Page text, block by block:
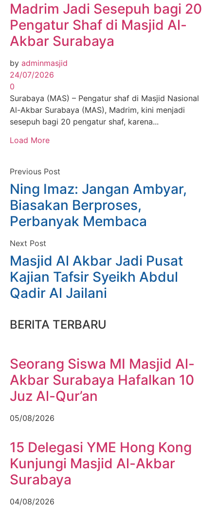
Madrim Jadi Sesepuh bagi 20
Pengatur Shaf di Masjid Al-
Akbar Surabaya
by adminmasjid
24/07/2026
0
Surabaya (MAS) – Pengatur shaf di Masjid Nasional
Al-Akbar Surabaya (MAS), Madrim, kini menjadi
sesepuh bagi 20 pengatur shaf, karena...
Load More
Previous Post
Ning Imaz: Jangan Ambyar,
Biasakan Berproses,
Perbanyak Membaca
Next Post
Masjid Al Akbar Jadi Pusat
Kajian Tafsir Syeikh Abdul
Qadir Al Jailani
BERITA TERBARU
Seorang Siswa MI Masjid Al-
Akbar Surabaya Hafalkan 10
Juz Al-Qur’an
05/08/2026
15 Delegasi YME Hong Kong
Kunjungi Masjid Al-Akbar
Surabaya
04/08/2026